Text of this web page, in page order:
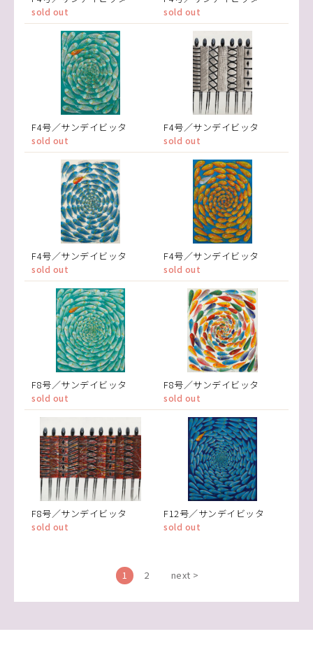
sold out sold out
F4号／サンデイビッタ
sold out
F4号／サンデイビッタ
sold out
F4号／サンデイビッタ
sold out
F4号／サンデイビッタ
sold out
F8号／サンデイビッタ
sold out
F8号／サンデイビッタ
sold out
F8号／サンデイビッタ
sold out
F12号／サンデイビッタ
sold out
1 2 next >